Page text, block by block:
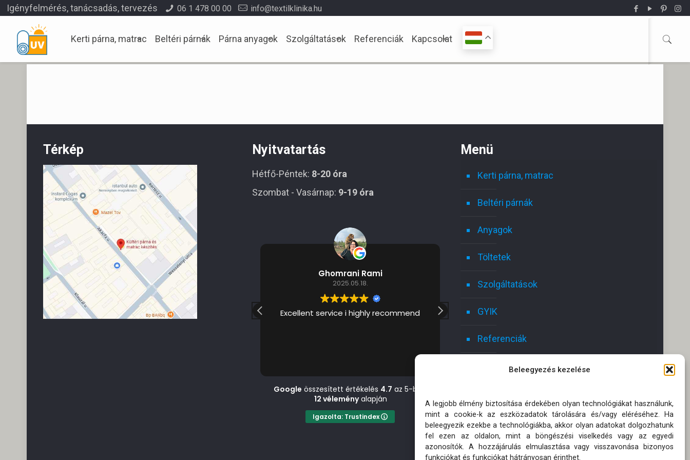
Beleegyezés kezelése
A legjobb élmény biztosítása érdekében olyan technológiákat használunk,
mint a cookie-k az eszközadatok tárolására és/vagy eléréséhez. Ha
beleegyezik ezekbe a technológiákba, akkor olyan adatokat dolgozhatunk
fel ezen az oldalon, mint a böngészési viselkedés vagy az egyedi
azonosítók. A hozzájárulás elmulasztása vagy visszavonása bizonyos
funkciókat és funkciókat hátrányosan érinthet.
Igényfelmérés, tanácsadás, tervezés 06 1 478 00 00 info@textilklinika.hu
Kerti párna, matrac Beltéri párnák Párna anyagok Szolgáltatások Referenciák Kapcsolat
Térkép Nyitvatartás
Hétfő-Péntek: 8-20 óra
Szombat - Vasárnap: 9-19 óra
Kwame Varga
2026.03.13.
(-88-)
Ghomrani Rami
2025.05.18.
Excellent service i highly recommend
2024.12.30.
Gyors,szakszerű megoldás,
segitettek.
Csak ajanlani tudom az uzletet.
Nagyon kedves személyzet!!!!
Köszönöm mégegyszer
Google összesített értékelés 4.7 az 5-ből,
12 véleményalapján
Igazolta: Trustindex
Menü
Kerti párna, matrac
Beltéri párnák
Anyagok
Töltetek
Szolgáltatások
GYIK
Referenciák
Kapcsolat
Oldaltérkép
Adatkezelési tájékoztatók